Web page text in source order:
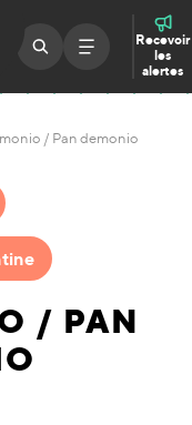
Recevoir
les
alertes
/ Pan demonio
/ PAN